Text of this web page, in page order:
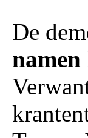
De
namen